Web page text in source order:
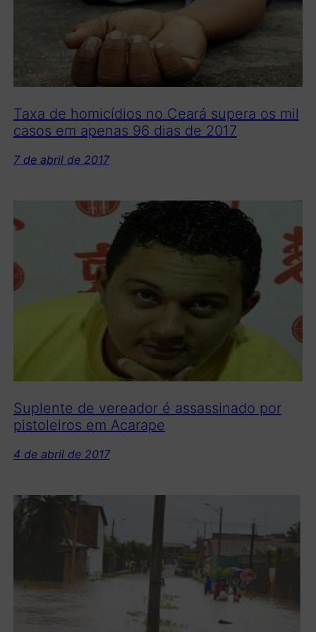
Taxa de homicídios no Ceará supera os mil
casos em apenas 96 dias de 2017
7 de abril de 2017
Suplente de vereador é assassinado por
pistoleiros em Acarape
4 de abril de 2017